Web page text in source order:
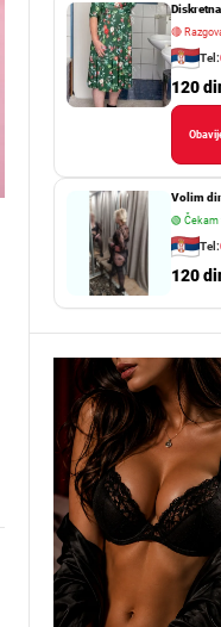
🔴
Tel:
120
Volim
🟢 Čekam
Tel:
120